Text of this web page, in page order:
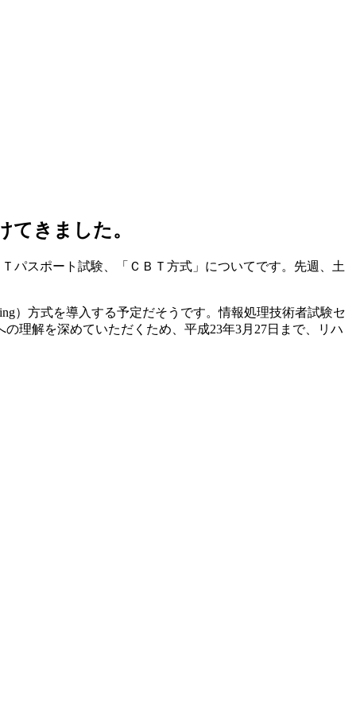
てきました。
パスポート試験、「ＣＢＴ方式」についてです。先週、土
）方式を導入する予定だそうです。情報処理技術者試験セ
理解を深めていただくため、平成23年3月27日まで、リハ